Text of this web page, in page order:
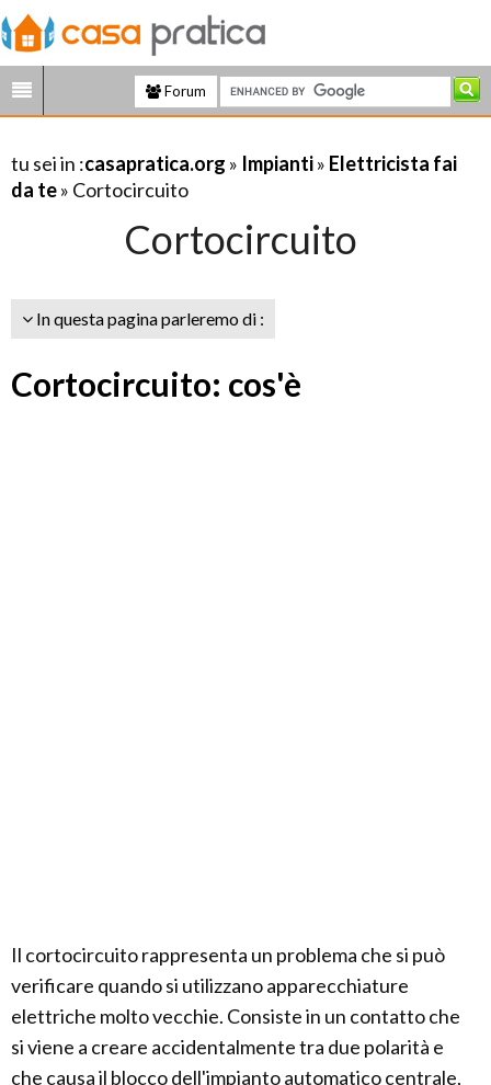
Forum
tu sei in :casapratica.org » Impianti» Elettricista fai
da te» Cortocircuito
Cortocircuito
In questa pagina parleremo di :
Cortocircuito: cos'è
Il cortocircuito rappresenta un problema che si può
verificare quando si utilizzano apparecchiature
elettriche molto vecchie. Consiste in un contatto che
si viene a creare accidentalmente tra due polarità e
che causa il blocco dell'impianto automatico centrale,